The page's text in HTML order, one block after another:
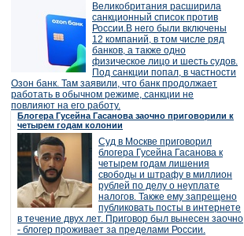
Великобритания расширила
санкционный список против
России.В него были включены
12 компаний, в том числе ряд
банков, а также одно
физическое лицо и шесть судов.
Под санкции попал, в частности
Озон банк. Там заявили, что банк продолжает
работать в обычном режиме, санкции не
повлияют на его работу.
Блогера Гусейна Гасанова заочно приговорили к
четырем годам колонии
Суд в Москве приговорил
блогера Гусейна Гасанова к
четырем годам лишения
свободы и штрафу в миллион
рублей по делу о неуплате
налогов. Также ему запрещено
публиковать посты в интернете
в течение двух лет. Приговор был вынесен заочно
- блогер проживает за пределами России.